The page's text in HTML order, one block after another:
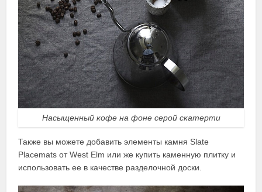
Насыщенный кофе на фоне серой скатерти
Также вы можете добавить элементы камня Slate
Placemats от West Elm или же купить каменную плитку и
использовать ее в качестве разделочной доски.